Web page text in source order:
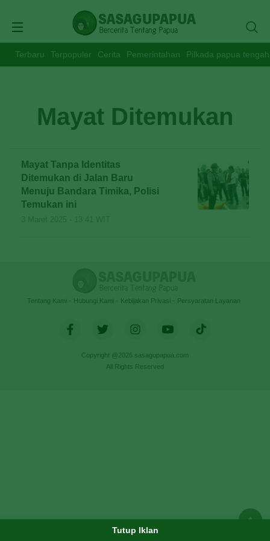
Terbaru Terpopuler Cerita Pemerintahan Pilkada papua tengah
Mayat Ditemukan
Mayat Tanpa Identitas
Ditemukan di Jalan Baru
Menuju Bandara Timika, Polisi
Temukan ini
Tentang Kami Hubungi Kami Kebijakan Privasi Persyaratan Layanan
Copyright @2026 sasagupapua.com
All Rights Reserved
Tutup Iklan